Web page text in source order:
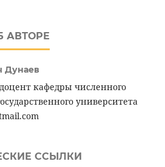
АВТОРЕ
Дунаев
кафедры численного
университета
ССЫЛКИ